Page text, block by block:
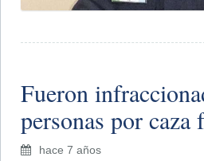
Fueron
personas por caza
hace 7 años